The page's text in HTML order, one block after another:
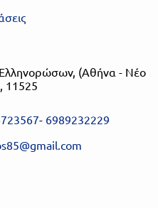
(Αθήνα - Νέο
11525
- 6989232229